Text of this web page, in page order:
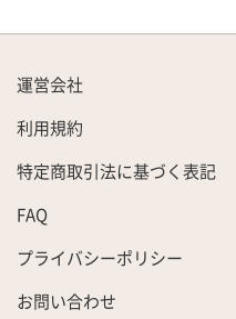
運営会社
利用規約
特定商取引法に基づく表記
FAQ
プライバシーポリシー
お問い合わせ